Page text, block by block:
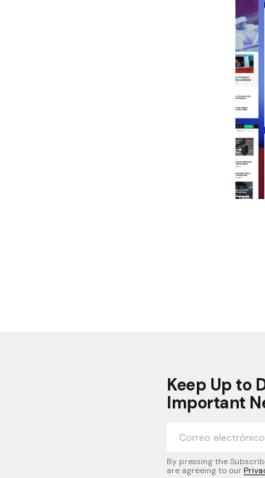
Keep Up to
Important
By pressing the
are agreeing to our